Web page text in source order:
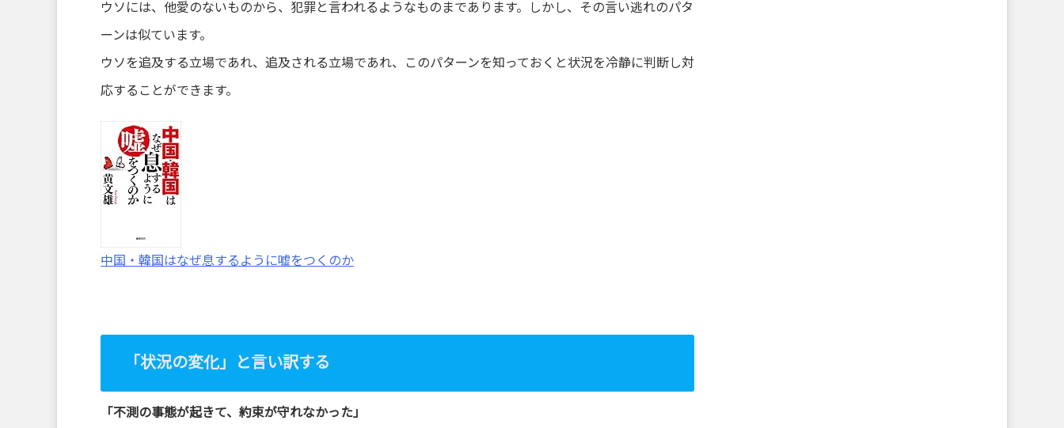
ウソには、他愛のないものから、犯罪と言われるようなものまであります。しかし、その言い逃れのパタ
ーンは似ています。
ウソを追及する立場であれ、追及される立場であれ、このパターンを知っておくと状況を冷静に判断し対
応することができます。
中国・韓国はなぜ息するように嘘をつくのか
「状況の変化」と言い訳する
「不測の事態が起きて、約束が守れなかった」